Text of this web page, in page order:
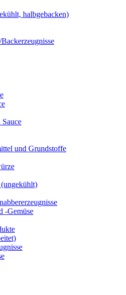
halbgebacken)
und Grundstoffe
-Gemüse